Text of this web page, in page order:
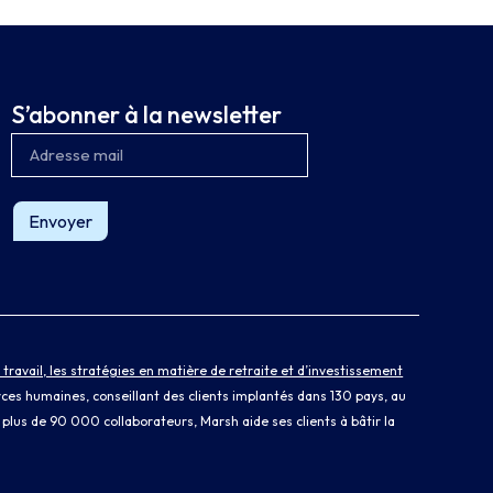
S’abonner à la newsletter
Envoyer
les stratégies en matière de retraite et d’investissement
humaines, conseillant des clients implantés dans 130 pays, au
plus de 90 000 collaborateurs, Marsh aide ses clients à bâtir la